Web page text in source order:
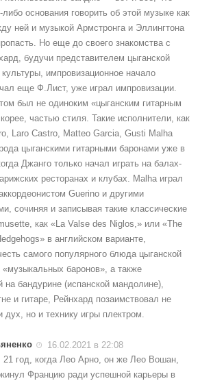
либо основания говорить об этой музыке как
ней и музыкой Армстронга и Эллингтона
Но еще до своего знакомства с
будучи представителем цыганской
импровизационное начало
еще Ф.Лист, уже играл импровизации.
был не одиноким «цыганским гитарным
частью стиля. Такие исполнители, как
Laro Castro, Matteo Garcia, Gusti Malha
цыганскими гитарными баронами уже в
Джанго только начал играть на балах-
ресторанах и клубах. Malha играл
Guerino и другими
сочиняя и записывая такие классические
как «La Valse des Niglos,» или «The
в английском варианте,
самого популярного блюда цыганской
«музыкальных баронов», а также
на бандурине (испанской мандолине),
и гитаре, Рейнхард позаимствовал не
дух, но и технику игры плектром.
16.02.2021 в 22:08
год, когда Лео Арно, он же Лео Вошан,
Францию ради успешной карьеры в